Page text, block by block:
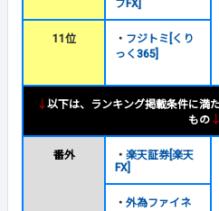
ブFX]
11位 ・ フジトミ[くり
っく365]
↓以下は、ランキング掲載条件に満
もの↓
番外 ・ 楽天証券[楽天
FX]
・ 外為ファイネ